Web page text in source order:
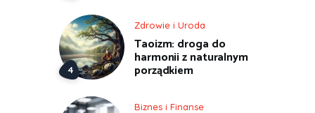
Zdrowie i Uroda
Taoizm: droga do
harmonii z naturalnym
porządkiem
Biznes i Finanse